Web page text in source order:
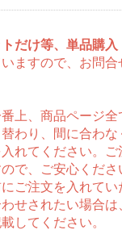
だけ等、単品購
ますので、お問
上、商品ページ
わり、間に合わな
れてください。
で、ご安心くださ
ご注文を入れてい
せされたい場合は
してください。